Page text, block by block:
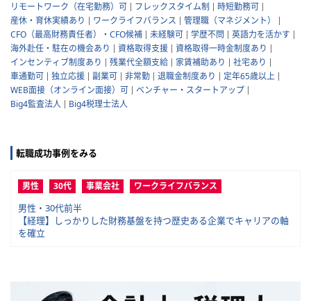
リモートワーク（在宅勤務）可
フレックスタイム制
時短勤務可
産休・育休実績あり
ワークライフバランス
管理職（マネジメント）
CFO（最高財務責任者）・CFO候補
未経験可 学歴不問
英語力を活かす
海外赴任・駐在の機会あり
資格取得支援
資格取得一時金制度あり
インセンティブ制度あり
残業代全額支給 家賃補助あり
社宅あり
車通勤可
独立応援 副業可 非常勤 退職金制度あり
定年65歳以上
WEB面接（オンライン面接）可
ベンチャー・スタートアップ
Big4監査法人
Big4税理士法人
転職成功事例をみる
男性 30代 事業会社 ワークライフバランス
男性・30代前半
【経理】しっかりした財務基盤を持つ歴史ある企業でキャリアの軸
を確立